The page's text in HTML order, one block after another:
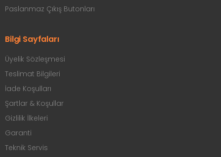
Paslanmaz Çıkış Butonları
Bilgi Sayfaları
Üyelik Sözleşmesi
Teslimat Bilgileri
İade Koşulları
Şartlar & Koşullar
Gizlilik İlkeleri
Garanti
Teknik Servis